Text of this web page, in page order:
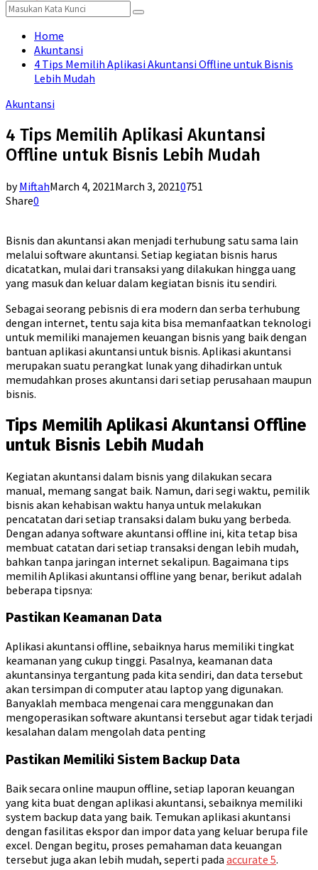
Search
for:
Search
Home
Akuntansi
4 Tips Memilih Aplikasi Akuntansi Offline untuk Bisnis
Lebih Mudah
Akuntansi
4 Tips Memilih Aplikasi Akuntansi
Offline untuk Bisnis Lebih Mudah
byMiftahMarch 4, 2021March 3, 20210751
Share0
Bisnis dan akuntansi akan menjadi terhubung satu sama lain
melalui software akuntansi. Setiap kegiatan bisnis harus
dicatatkan, mulai dari transaksi yang dilakukan hingga uang
yang masuk dan keluar dalam kegiatan bisnis itu sendiri.
Sebagai seorang pebisnis di era modern dan serba terhubung
dengan internet, tentu saja kita bisa memanfaatkan teknologi
untuk memiliki manajemen keuangan bisnis yang baik dengan
bantuan aplikasi akuntansi untuk bisnis. Aplikasi akuntansi
merupakan suatu perangkat lunak yang dihadirkan untuk
memudahkan proses akuntansi dari setiap perusahaan maupun
bisnis.
Tips Memilih Aplikasi Akuntansi Offline
untuk Bisnis Lebih Mudah
Kegiatan akuntansi dalam bisnis yang dilakukan secara
manual, memang sangat baik. Namun, dari segi waktu, pemilik
bisnis akan kehabisan waktu hanya untuk melakukan
pencatatan dari setiap transaksi dalam buku yang berbeda.
Dengan adanya software akuntansi offline ini, kita tetap bisa
membuat catatan dari setiap transaksi dengan lebih mudah,
bahkan tanpa jaringan internet sekalipun. Bagaimana tips
memilih Aplikasi akuntansi offline yang benar, berikut adalah
beberapa tipsnya:
Pastikan Keamanan Data
Aplikasi akuntansi offline, sebaiknya harus memiliki tingkat
keamanan yang cukup tinggi. Pasalnya, keamanan data
akuntansinya tergantung pada kita sendiri, dan data tersebut
akan tersimpan di computer atau laptop yang digunakan.
Banyaklah membaca mengenai cara menggunakan dan
mengoperasikan software akuntansi tersebut agar tidak terjadi
kesalahan dalam mengolah data penting
Pastikan Memiliki Sistem Backup Data
Baik secara online maupun offline, setiap laporan keuangan
yang kita buat dengan aplikasi akuntansi, sebaiknya memiliki
system backup data yang baik. Temukan aplikasi akuntansi
dengan fasilitas ekspor dan impor data yang keluar berupa file
excel. Dengan begitu, proses pemahaman data keuangan
tersebut juga akan lebih mudah, seperti pada accurate 5.